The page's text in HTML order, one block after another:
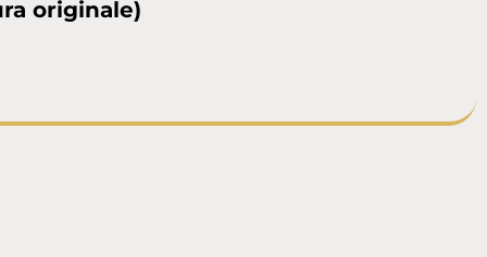
originale)